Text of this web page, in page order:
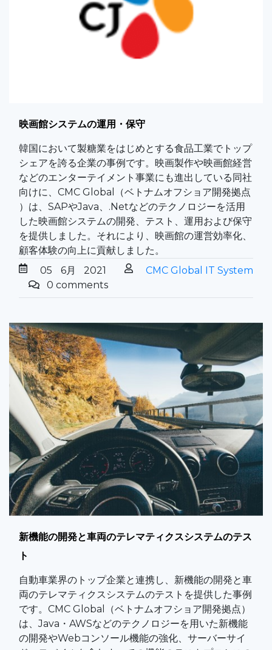
映画館システムの運用・保守
韓国において製糖業をはじめとする食品工業でトップ
シェアを誇る企業の事例です。映画製作や映画館経営
などのエンターテイメント事業にも進出している同社
向けに、CMC Global（ベトナムオフショア開発拠点
）は、SAPやJava、.Netなどのテクノロジーを活用
した映画館システムの開発、テスト、運用および保守
を提供しました。それにより、映画館の運営効率化、
顧客体験の向上に貢献しました。
05
6月 2021
CMC Global IT System
0 comments
新機能の開発と車両のテレマティクスシステムのテス
ト
自動車業界のトップ企業と連携し、新機能の開発と車
両のテレマティクスシステムのテストを提供した事例
です。CMC Global（ベトナムオフショア開発拠点）
は、Java・AWSなどのテクノロジーを用いた新機能
の開発やWebコンソール機能の強化、サーバーサイ